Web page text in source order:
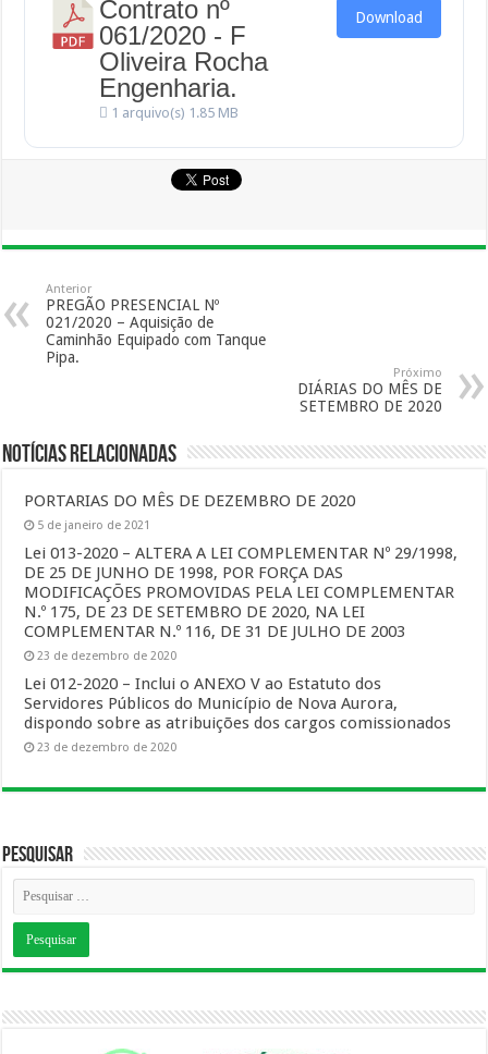
Contrato nº
061/2020 - F
Oliveira Rocha
Engenharia.
1 arquivo(s) 1.85 MB
Download
Anterior
PREGÃO PRESENCIAL Nº
021/2020 – Aquisição de
Caminhão Equipado com Tanque
Pipa.
Próximo
DIÁRIAS DO MÊS DE
SETEMBRO DE 2020
Notícias Relacionadas
PORTARIAS DO MÊS DE DEZEMBRO DE 2020
5 de janeiro de 2021
Lei 013-2020 – ALTERA A LEI COMPLEMENTAR Nº 29/1998,
DE 25 DE JUNHO DE 1998, POR FORÇA DAS
MODIFICAÇÕES PROMOVIDAS PELA LEI COMPLEMENTAR
N.º 175, DE 23 DE SETEMBRO DE 2020, NA LEI
COMPLEMENTAR N.º 116, DE 31 DE JULHO DE 2003
23 de dezembro de 2020
Lei 012-2020 – Inclui o ANEXO V ao Estatuto dos
Servidores Públicos do Município de Nova Aurora,
dispondo sobre as atribuições dos cargos comissionados
23 de dezembro de 2020
Pesquisar